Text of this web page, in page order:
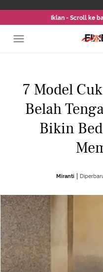
Iklan - Scroll ke
7 Model
Belah
Bikin
Miranti